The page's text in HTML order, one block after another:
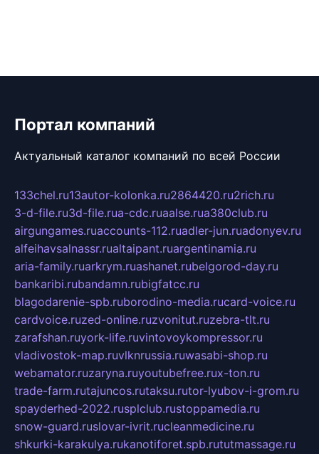
Портал компаний
Актуальный каталог компаний по всей России
133chel.ru13autor-kolonka.ru2864420.ru2rich.ru
3-d-file.ru3d-file.rua-cdc.ruaalse.rua380club.ru
airgungames.ruaccounts-112.ruadler-jun.ruadonyev.ru
alfeihavsalnassr.rualtaipant.ruargentinamia.ru
aria-family.ruarkrym.ruashanet.rubelgorod-day.ru
bankaribi.rubandamn.rubigfatcc.ru
blagodarenie-spb.ruborodino-media.rucard-voice.ru
cardvoice.ruzed-online.ruzvonitut.ruzebra-tlt.ru
zarafshan.ruyork-life.ruvintovoykompressor.ru
vladivostok-map.ruvlknrussia.ruwasabi-shop.ru
webamator.ruzaryna.ruyoutubefree.rux-ton.ru
trade-farm.rutajuncos.rutaksu.rutor-lyubov-i-grom.ru
spayderhed-2022.rusplclub.rustoppamedia.ru
snow-guard.ruslovar-ivrit.rucleanmedicine.ru
shkurki-karakulya.rukanotiforet.spb.rututmassage.ru